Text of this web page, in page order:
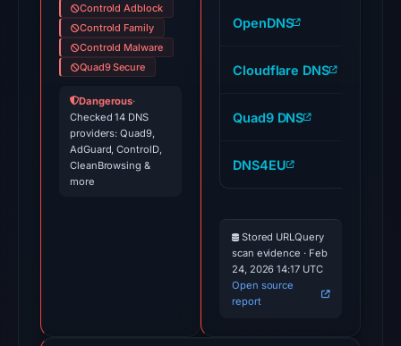
00:01
UTC.
Google
Controld Adblock
Controld Family
Controld Malware
Quad9 Secure
Dangerous·
Checked 14 DNS
providers: Quad9,
AdGuard, ControlD,
CleanBrowsing &
more
OpenDNS
Cloudflare DNS
Quad9 DNS
DNS4EU
Stored URLQuery
scan evidence · Feb
24, 2026 14:17 UTC
Open source
report